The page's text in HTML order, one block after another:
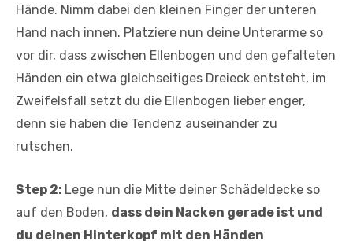
Hände. Nimm dabei den kleinen Finger der unteren
Hand nach innen. Platziere nun deine Unterarme so
vor dir, dass zwischen Ellenbogen und den gefalteten
Händen ein etwa gleichseitiges Dreieck entsteht, im
Zweifelsfall setzt du die Ellenbogen lieber enger,
denn sie haben die Tendenz auseinander zu
rutschen.
Step 2: Lege nun die Mitte deiner Schädeldecke so
auf den Boden, dass dein Nacken gerade ist und
du deinen Hinterkopf mit den Händen